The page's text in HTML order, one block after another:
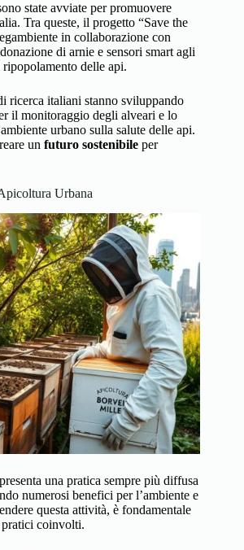
state avviate per promuovere
Tra queste, il progetto “Save the
in collaborazione con
di arnie e sensori smart agli
delle api.
ricerca italiani stanno sviluppando
il monitoraggio degli alveari e lo
urbano sulla salute delle api.
un futuro sostenibile per
Urbana
una pratica sempre più diffusa
numerosi benefici per l’ambiente e
questa attività, è fondamentale
pratici coinvolti.